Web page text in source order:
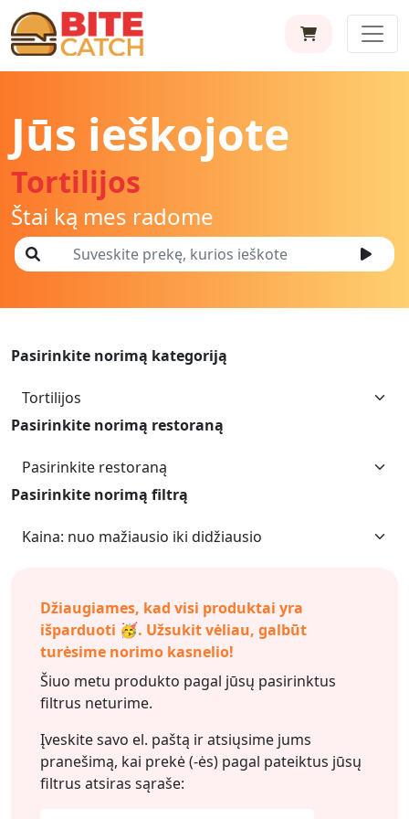
Jūs ieškojote
Tortilijos
Štai ką mes radome
Pasirinkite norimą kategoriją
Pasirinkite norimą restoraną
Pasirinkite norimą filtrą
Džiaugiames, kad visi produktai yra
išparduoti 🥳. Užsukit vėliau, galbūt
turėsime norimo kasnelio!
Šiuo metu produkto pagal jūsų pasirinktus
filtrus neturime.
Įveskite savo el. paštą ir atsiųsime jums
pranešimą, kai prekė (-ės) pagal pateiktus jūsų
filtrus atsiras sąraše: